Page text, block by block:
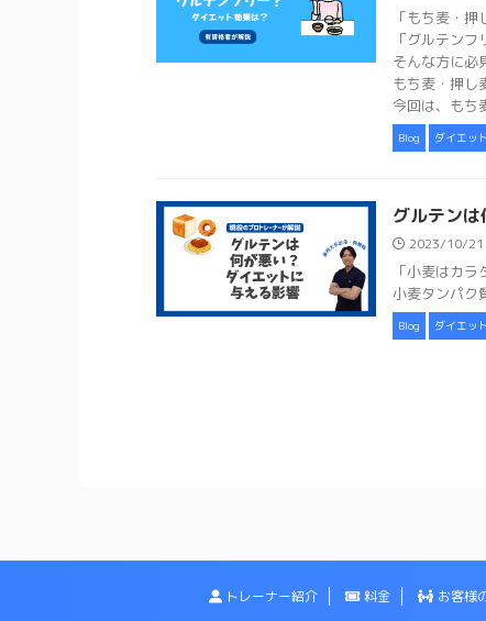
「もち麦・
「グルテンフ
そんな方に必
もち麦・押し
今回は、もち
Blog ダイエッ
グルテン
2023/10/21
「小麦はカ
小麦タンパク
Blog ダイエッ
トレーナー紹介 料金 お客様